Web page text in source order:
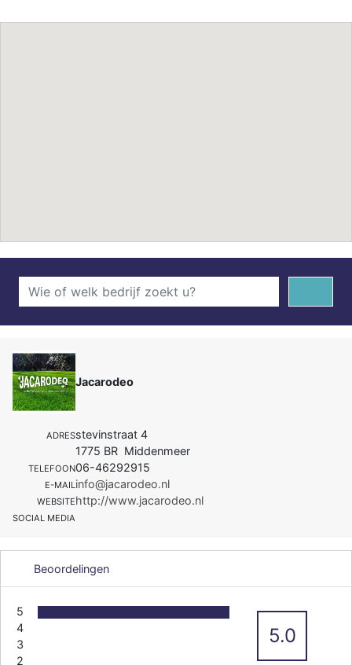
Jacarodeo
ADRESstevinstraat 4
1775 BR Middenmeer
TELEFOON06-46292915
E-MAIL info@jacarodeo.nl
WEBSITEhttp://www.jacarodeo.nl
SOCIAL MEDIA
Beoordelingen
5
4
3
2
5.0